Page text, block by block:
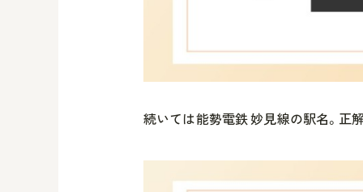
続いては能勢電鉄 妙見線の駅名。正